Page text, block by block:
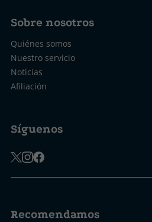
Sobre nosotros
Quiénes somos
Nuestro servicio
Noticias
Afiliación
Síguenos
Recomendamos